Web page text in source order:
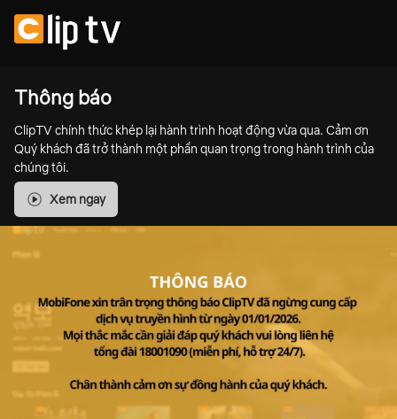
Thông báo
ClipTV chính thức khép lại hành trình hoạt động vừa qua. Cảm ơn
Quý khách đã trở thành một phần quan trọng trong hành trình của
chúng tôi.
Xem ngay